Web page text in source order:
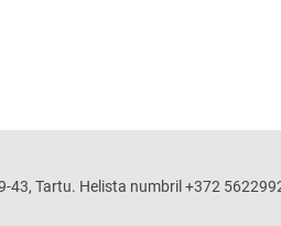
43, Tartu. Helista numbril +372